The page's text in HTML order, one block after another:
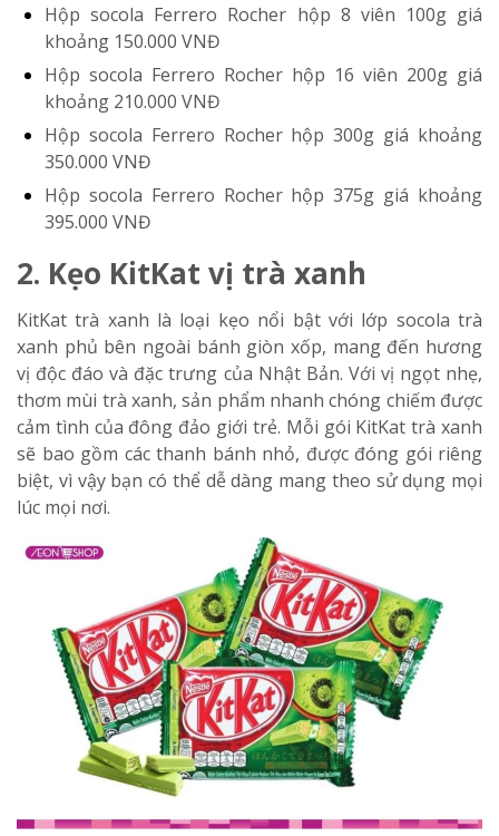
Hộp socola Ferrero Rocher hộp 8 viên 100ggiá
khoảng 150.000 VNĐ
Hộp socola Ferrero Rocher hộp 16 viên 200g giá
khoảng 210.000 VNĐ
Hộp socola Ferrero Rocher hộp 300g giá khoảng
350.000 VNĐ
Hộp socola Ferrero Rocher hộp 375g giá khoảng
395.000 VNĐ
2. Kẹo KitKat vị trà xanh
KitKat trà xanh là loại kẹo nổi bật với lớp socola trà
xanh phủ bên ngoài bánh giòn xốp, mang đến hương
vị độc đáo và đặc trưng của Nhật Bản. Với vị ngọt nhẹ,
thơm mùi trà xanh, sản phẩm nhanh chóng chiếm được
cảm tình của đông đảo giới trẻ. Mỗi gói KitKat trà xanh
sẽ bao gồm các thanh bánh nhỏ, được đóng gói riêng
biệt, vì vậy bạn có thể dễ dàng mang theo sử dụng mọi
lúc mọi nơi.